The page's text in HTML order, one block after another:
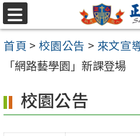
跳至主要內容區
選
單
首頁 > 校園公告 > 來文宣
「網路藝學園」新課登場
校園公告